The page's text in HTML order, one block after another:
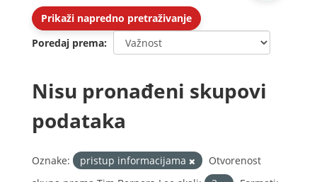
Prikaži napredno pretraživanje
Poredaj prema
Nisu pronađeni skupovi
podataka
Oznake: pristup informacijama
Otvorenost